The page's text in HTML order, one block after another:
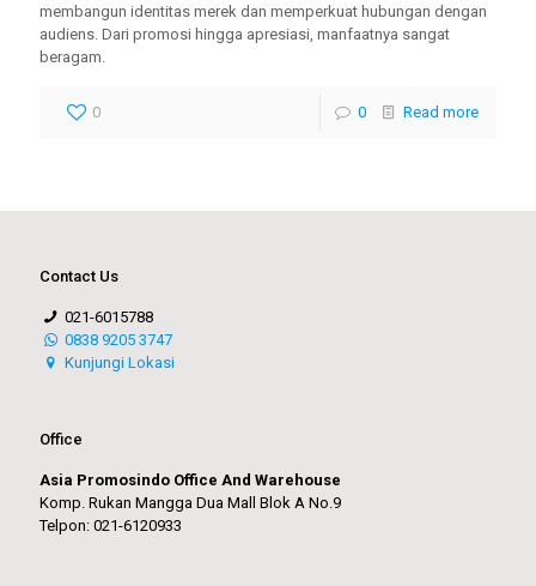
membangun identitas merek dan memperkuat hubungan dengan
audiens. Dari promosi hingga apresiasi, manfaatnya sangat
beragam.
0 0 Read more
Contact Us
021-6015788
0838 9205 3747
Kunjungi Lokasi
Office
Asia Promosindo Office And Warehouse
Komp. Rukan Mangga Dua Mall Blok A No.9
Telpon: 021-6120933